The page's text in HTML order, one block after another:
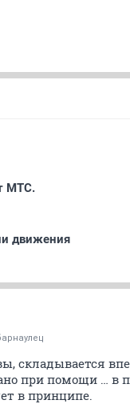
МТС.
движения
складывается
при помощи … в
в принципе.